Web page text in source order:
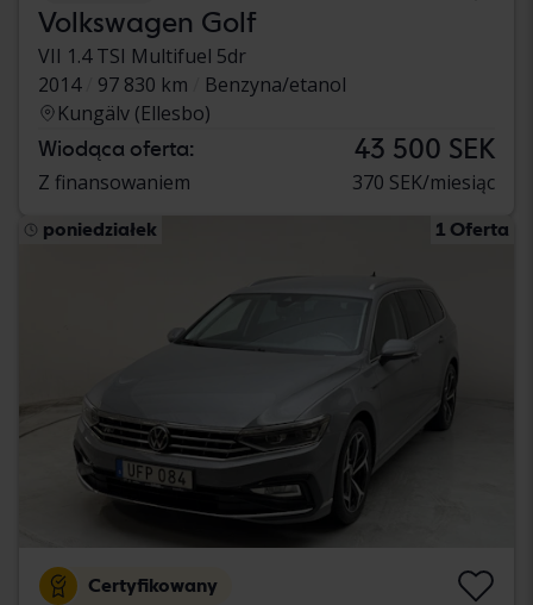
Volkswagen Golf
VII 1.4 TSI Multifuel 5dr
2014
97 830 km
Benzyna/etanol
Kungälv (Ellesbo)
Wiodąca oferta: 43 500 SEK
Z finansowaniem 370 SEK/miesiąc
poniedziałek 1 Oferta
Certyfikowany